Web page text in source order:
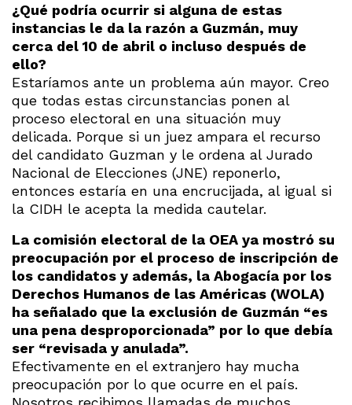
¿Qué podría ocurrir si alguna de estas
instancias le da la razón a Guzmán, muy
cerca del 10 de abril o incluso después de
ello?
Estaríamos ante un problema aún mayor. Creo
que todas estas circunstancias ponen al
proceso electoral en una situación muy
delicada. Porque si un juez ampara el recurso
del candidato Guzman y le ordena al Jurado
Nacional de Elecciones (JNE) reponerlo,
entonces estaría en una encrucijada, al igual si
la CIDH le acepta la medida cautelar.
La comisión electoral de la OEA ya mostró su
preocupación por el proceso de inscripción de
los candidatos y además, la Abogacía por los
Derechos Humanos de las Américas (WOLA)
ha señalado que la exclusión de Guzmán “es
una pena desproporcionada” por lo que debía
ser “revisada y anulada”.
Efectivamente en el extranjero hay mucha
preocupación por lo que ocurre en el país.